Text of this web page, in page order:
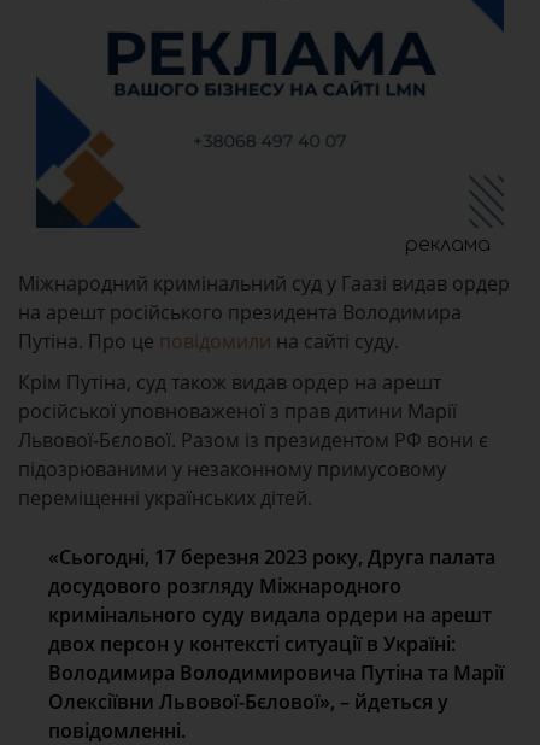
реклама
Міжнародний кримінальний суд у Гаазі видав ордер
на арешт російського президента Володимира
Путіна. Про це повідомили на сайті суду.
Крім Путіна, суд також видав ордер на арешт
російської уповноваженої з прав дитини Марії
Львової-Бєлової. Разом із президентом РФ вони є
підозрюваними у незаконному примусовому
переміщенні українських дітей.
«Сьогодні, 17 березня 2023 року, Друга палата
досудового розгляду Міжнародного
кримінального суду видала ордери на арешт
двох персон у контексті ситуації в Україні:
Володимира Володимировича Путіна та Марії
Олексіївни Львової-Бєлової», – йдеться у
повідомленні.